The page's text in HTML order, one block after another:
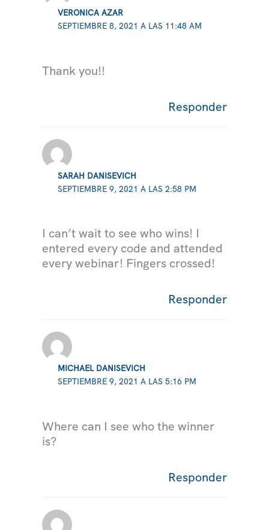
VERONICA AZAR
SEPTIEMBRE 8, 2021 A LAS 11:48 AM
Thank you!!
Responder
SARAH DANISEVICH
SEPTIEMBRE 9, 2021 A LAS 2:58 PM
I can’t wait to see who wins! I
entered every code and attended
every webinar! Fingers crossed!
Responder
MICHAEL DANISEVICH
SEPTIEMBRE 9, 2021 A LAS 5:16 PM
Where can I see who the winner
is?
Responder